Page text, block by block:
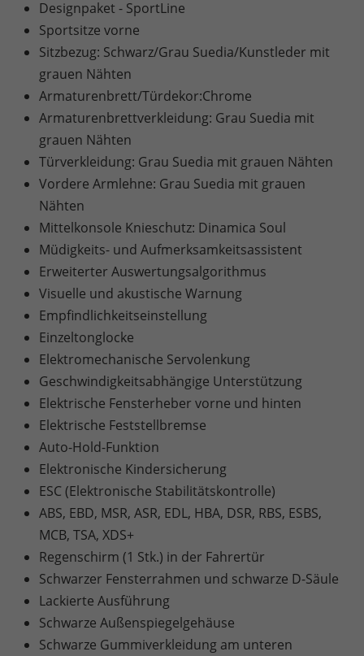
Designpaket - SportLine
Sportsitze vorne
Sitzbezug: Schwarz/Grau Suedia/Kunstleder mit
grauen Nähten
Armaturenbrett/Türdekor:Chrome
Armaturenbrettverkleidung: Grau Suedia mit
grauen Nähten
Türverkleidung: Grau Suedia mit grauen Nähten
Vordere Armlehne: Grau Suedia mit grauen
Nähten
Mittelkonsole Knieschutz: Dinamica Soul
Müdigkeits- und Aufmerksamkeitsassistent
Erweiterter Auswertungsalgorithmus
Visuelle und akustische Warnung
Empfindlichkeitseinstellung
Einzeltonglocke
Elektromechanische Servolenkung
Geschwindigkeitsabhängige Unterstützung
Elektrische Fensterheber vorne und hinten
Elektrische Feststellbremse
Auto-Hold-Funktion
Elektronische Kindersicherung
ESC (Elektronische Stabilitätskontrolle)
ABS, EBD, MSR, ASR, EDL, HBA, DSR, RBS, ESBS,
MCB, TSA, XDS+
Regenschirm (1 Stk.) in der Fahrertür
Schwarzer Fensterrahmen und schwarze D-Säule
Lackierte Ausführung
Schwarze Außenspiegelgehäuse
Schwarze Gummiverkleidung am unteren